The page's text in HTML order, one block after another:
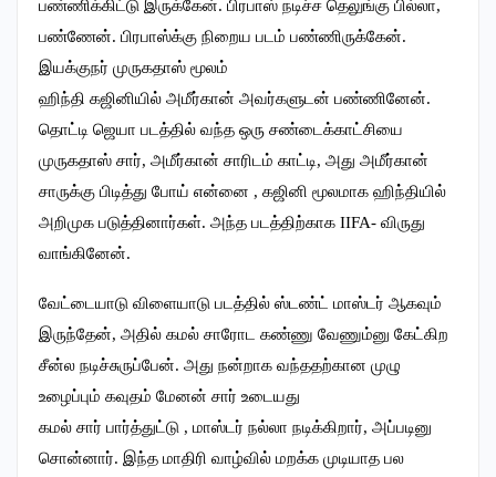
பண்ணிக்கிட்டு இருக்கேன். பிரபாஸ் நடிச்ச தெலுங்கு பில்லா,
பண்ணேன். பிரபாஸ்க்கு நிறைய படம் பண்ணிருக்கேன்.
இயக்குநர் முருகதாஸ் மூலம்
ஹிந்தி கஜினியில் அமீர்கான் அவர்களுடன் பண்ணினேன்.
தொட்டி ஜெயா படத்தில் வந்த ஒரு சண்டைக்காட்சியை
முருகதாஸ் சார், அமீர்கான் சாரிடம் காட்டி, அது அமீர்கான்
சாருக்கு பிடித்து போய் என்னை , கஜினி மூலமாக ஹிந்தியில்
அறிமுக படுத்தினார்கள். அந்த படத்திற்காக IIFA- விருது
வாங்கினேன்.
வேட்டையாடு விளையாடு படத்தில் ஸ்டண்ட் மாஸ்டர் ஆகவும்
இருந்தேன், அதில் கமல் சாரோட கண்ணு வேணும்னு கேட்கிற
சீன்ல நடிச்சுருப்பேன். அது நன்றாக வந்ததற்கான முழு
உழைப்பும் கவுதம் மேனன் சார் உடையது
கமல் சார் பார்த்துட்டு , மாஸ்டர் நல்லா நடிக்கிறார், அப்படினு
சொன்னார். இந்த மாதிரி வாழ்வில் மறக்க முடியாத பல